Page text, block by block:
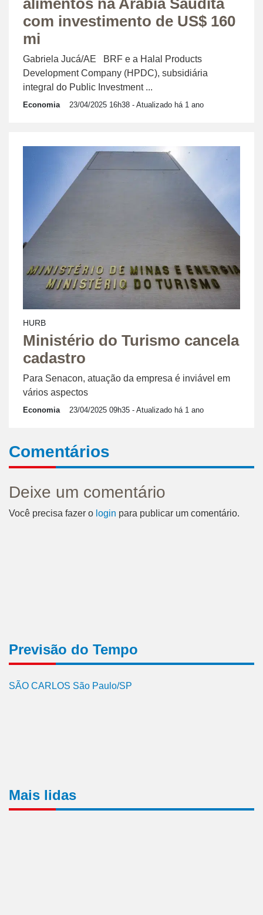
alimentos na Arábia Saudita
com investimento de US$ 160
mi
Gabriela Jucá/AE BRF e a Halal Products
Development Company (HPDC), subsidiária
integral do Public Investment ...
Economia 23/04/2025 16h38 - Atualizado há 1 ano
HURB
Ministério do Turismo cancela
cadastro
Para Senacon, atuação da empresa é inviável em
vários aspectos
Economia 23/04/2025 09h35 - Atualizado há 1 ano
Comentários
Deixe um comentário
Você precisa fazer o login para publicar um comentário.
Previsão do Tempo
SÃO CARLOS São Paulo/SP
Mais lidas